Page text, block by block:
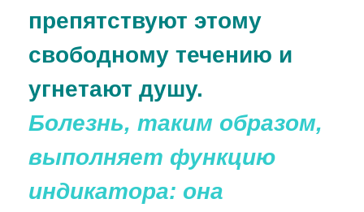
препятствуют этому
свободному течению и
угнетают душу.
Болезнь, таким образом,
выполняет функцию
индикатора: она